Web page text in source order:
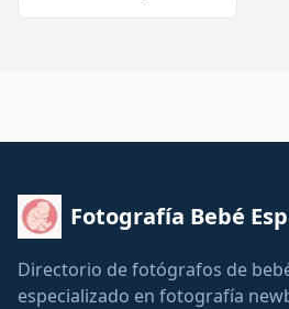
Fotografía Bebé
Directorio de fotógrafos de
especializado en fotografía